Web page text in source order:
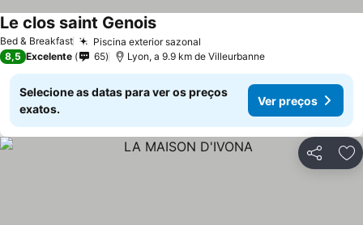
Bed & Breakfast Piscina exterior sazonal
Le clos saint Genois
8,5 Excelente 65 Lyon, a 9.9 km de Villeurbanne
Selecione as datas para ver os preços
exatos.
Ver preços
Partilhar